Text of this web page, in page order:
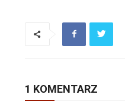
1 KOMENTARZ